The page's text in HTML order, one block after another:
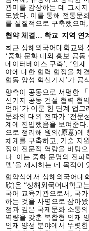
관미를 감상하는 데 그치
도왔다. 이를 통해 전통문
를 실질적으로 구축했으
협약 체결… 학교–지역 연
최근 상해외국어대학교와
‘중화 문화 대외 홍보 공동
데이터베이스 구축’, ‘인
야에 대한 협력 협정을 체
협동 양성 혁신기지’가 공
양측이 공동으로 서명한
신기지 공동 건설 협력 협
언어’가 이룬 한 단계 업
문화의 대외 전파가 ‘전문
계에 진입했음을 보여준
으로 정리해 원의(原意)에
체계를 구축하고, 기술 지
징이 전문적 역량을 바탕
다. 이는 중화 문명의 전파
델’을 제시하는 데 목적이
협약식에서 상해외국어대
欣)은 “상해외국어대학교
국어 교육기관으로서, 국
하는 것을 사명으로 삼아
점과 깊은 국제문화 소통
역량을 갖춘 복합형 인재
인재 양성 분야에서 뚜렷